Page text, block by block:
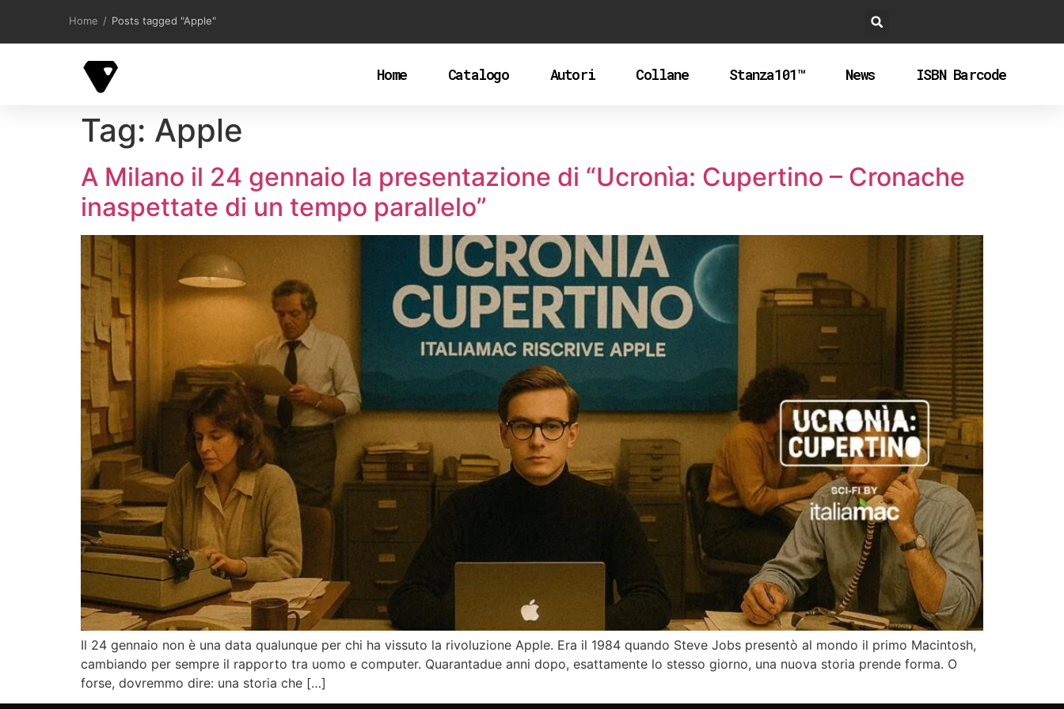
Home / Posts tagged "Apple"
Home Catalogo Autori Collane Stanza101™ News ISBN Barcode
Tag: Apple
A Milano il 24 gennaio la presentazione di “Ucronìa: Cupertino – Cronache
inaspettate di un tempo parallelo”
Il 24 gennaio non è una data qualunque per chi ha vissuto la rivoluzione Apple. Era il 1984 quando Steve Jobs presentò al mondo il primo Macintosh,
cambiando per sempre il rapporto tra uomo e computer. Quarantadue anni dopo, esattamente lo stesso giorno, una nuova storia prende forma. O
forse, dovremmo dire: una storia che […]